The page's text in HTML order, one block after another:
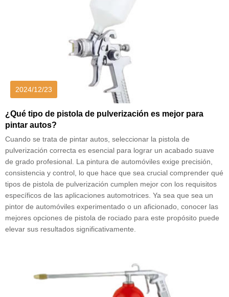
2024/12/23
¿Qué tipo de pistola de pulverización es mejor para
pintar autos?
Cuando se trata de pintar autos, seleccionar la pistola de
pulverización correcta es esencial para lograr un acabado suave
de grado profesional. La pintura de automóviles exige precisión,
consistencia y control, lo que hace que sea crucial comprender qué
tipos de pistola de pulverización cumplen mejor con los requisitos
específicos de las aplicaciones automotrices. Ya sea que sea un
pintor de automóviles experimentado o un aficionado, conocer las
mejores opciones de pistola de rociado para este propósito puede
elevar sus resultados significativamente.